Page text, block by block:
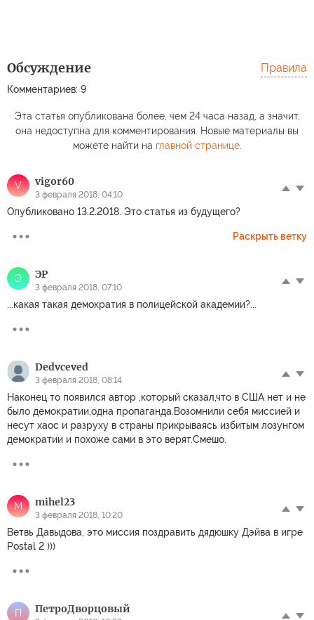
Обсуждение
Комментариев: 9
Правила
Эта статья опубликована более, чем 24 часа назад, а значит,
она недоступна для комментирования. Новые материалы вы
можете найти на главной странице.
V vigor60
3 февраля 2018, 04:10
Опубликовано 13.2.2018. Это статья из будущего?
Раскрыть ветку
Э ЭР
3 февраля 2018, 07:10
...какая такая демократия в полицейской академии?...
Dedvceved
3 февраля 2018, 08:14
Наконец то появился автор ,который сказал,что в США нет и не
было демократии,одна пропаганда.Возомнили себя миссией и
несут хаос и разруху в страны прикрываясь избитым лозунгом
демократии и похоже сами в это верят.Смешо.
M mihel23
3 февраля 2018, 10:20
Ветвь Давыдова, это миссия поздравить дядюшку Дэйва в игре
Postal 2 )))
П ПетроДворцовый